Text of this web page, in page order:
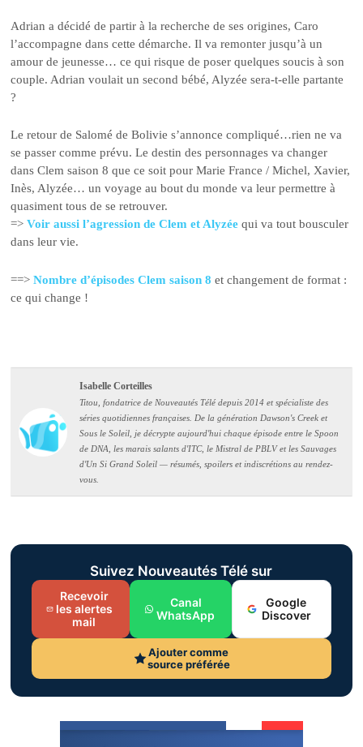
Adrian a décidé de partir à la recherche de ses origines, Caro
l’accompagne dans cette démarche. Il va remonter jusqu’à un
amour de jeunesse… ce qui risque de poser quelques soucis à son
couple. Adrian voulait un second bébé, Alyzée sera-t-elle partante
?
Le retour de Salomé de Bolivie s’annonce compliqué…rien ne va
se passer comme prévu. Le destin des personnages va changer
dans Clem saison 8 que ce soit pour Marie France / Michel, Xavier,
Inès, Alyzée… un voyage au bout du monde va leur permettre à
quasiment tous de se retrouver.
=>Voir aussi l’agression de Clem et Alyzée qui va tout bousculer
dans leur vie.
==>Nombre d’épisodes Clem saison 8 et changement de format :
ce qui change !
Isabelle Corteilles
Titou, fondatrice de Nouveautés Télé depuis 2014 et spécialiste des
séries quotidiennes françaises. De la génération Dawson's Creek et
Sous le Soleil, je décrypte aujourd'hui chaque épisode entre le Spoon
de DNA, les marais salants d'ITC, le Mistral de PBLV et les Sauvages
d'Un Si Grand Soleil — résumés, spoilers et indiscrétions au rendez-
vous.
Suivez Nouveautés Télé sur
Recevoir
les alertes
mail
Canal
WhatsApp
Google
Discover
Ajouter comme
source préférée